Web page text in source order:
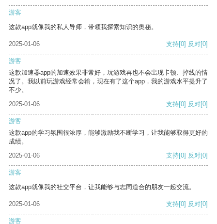
游客
这款app就像我的私人导师，带领我探索知识的奥秘。
2025-01-06 支持[0] 反对[0]
游客
这款加速器app的加速效果非常好，玩游戏再也不会出现卡顿、掉线的情
况了。我以前玩游戏经常会输，现在有了这个app，我的游戏水平提升了
不少。
2025-01-06
支持[0] 反对[0]
游客
这款app的学习氛围很浓厚，能够激励我不断学习，让我能够取得更好的
成绩。
2025-01-06
支持[0] 反对[0]
游客
这款app就像我的社交平台，让我能够与志同道合的朋友一起交流。
2025-01-06 支持[0] 反对[0]
游客